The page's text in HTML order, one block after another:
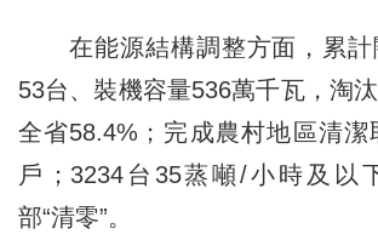
在能源結構調整方面，累計
53台、裝機容量536萬千瓦，淘
全省58.4%；完成農村地區清潔
戶；3234台35蒸噸/小時及以
部“清零”。